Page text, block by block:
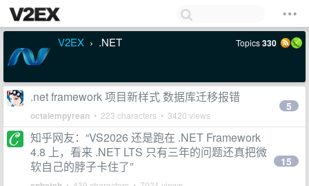
V2EX › .NET Topics330
.net framework 项目新样式 数据库迁移报错
octalempyrean • 223 characters • 3420 views
5
知乎网友：“VS2026 还是跑在 .NET Framework
4.8 上，看来 .NET LTS 只有三年的问题还真把微
软自己的脖子卡住了”
15